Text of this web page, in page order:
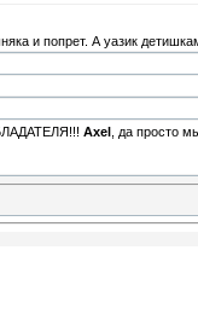
и попрет. А уазик
Axel , да просто